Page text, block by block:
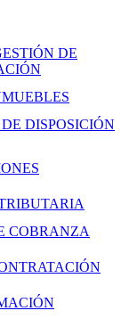
DE
DISPOSICIÓN
COBRANZA